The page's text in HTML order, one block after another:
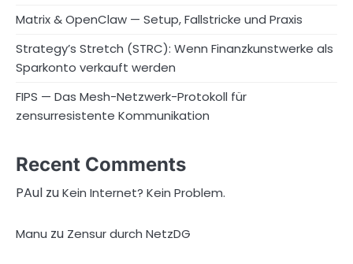
Matrix & OpenClaw — Setup, Fallstricke und Praxis
Strategy’s Stretch (STRC): Wenn Finanzkunstwerke als
Sparkonto verkauft werden
FIPS — Das Mesh-Netzwerk-Protokoll für
zensurresistente Kommunikation
Recent Comments
PAul zuKein Internet? Kein Problem.
Manu zu Zensur durch NetzDG